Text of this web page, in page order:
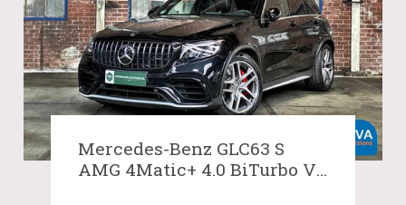
Mercedes-Benz GLC63 S
AMG 4Matic+ 4.0 BiTurbo V8